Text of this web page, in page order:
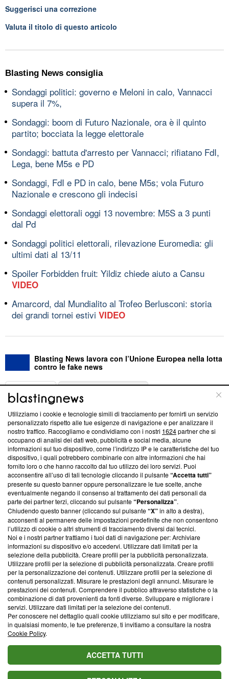
Suggerisci una correzione
Valuta il titolo di questo articolo
Blasting News consiglia
Sondaggi politici: governo e Meloni in calo, Vannacci
supera il 7%,
Sondaggi: boom di Futuro Nazionale, ora è il quinto
partito; bocciata la legge elettorale
Sondaggi: battuta d'arresto per Vannacci; rifiatano FdI,
Lega, bene M5s e PD
Sondaggi, FdI e PD in calo, bene M5s; vola Futuro
Nazionale e crescono gli indecisi
Sondaggi elettorali oggi 13 novembre: M5S a 3 punti
dal Pd
Sondaggi politici elettorali, rilevazione Euromedia: gli
ultimi dati al 13/11
Spoiler Forbidden fruit: Yildiz chiede aiuto a Cansu
VIDEO
Amarcord, dal Mundialito al Trofeo Berlusconi: storia
dei grandi tornei estivi VIDEO
Blasting News lavora con l’Unione Europea nella lotta
contro le fake news
ABOUT
Questa sezione offre informazioni trasparenti su Blasting
News, sui nostri processi editoriali e su come ci impegniamo a
creare news di qualità. Inoltre, afferma la nostra aderenza a
‘Trust Project - News with Integrity’Blasting News non è
ancora membro del programma, ma ha richiesto di farne
parte; Trust Project non ha ancora effettuato una verifica di
conformità agli standard.
Su di noi
Team editoriale
Corporate
Redazione
Informativa Privacy
Cookie Policy
Blasting SA, IDI CHE-247.845.224, Via Carlo Frasca, 3 - 6900
Lugano (Svizzera) Tel:+39 0690258937
© 2026 Blasting News
Utilizziamo i cookie e tecnologie simili di tracciamento per fornirti un servizio
personalizzato rispetto alle tue esigenze di navigazione e per analizzare il
nostro traffico. Raccogliamo e condividiamo con i nostri 1624partner che si
occupano di analisi dei dati web, pubblicità e social media, alcune
informazioni sul tuo dispositivo, come l’indirizzo IP e le caratteristiche del tuo
dispositivo, i quali potrebbero combinarle con altre informazioni che hai
fornito loro o che hanno raccolto dal tuo utilizzo dei loro servizi. Puoi
acconsentire all’uso di tali tecnologie cliccando il pulsante“Accetta tutti”
presente su questo banner oppure personalizzare le tue scelte, anche
eventualmente negando il consenso al trattamento dei dati personali da
parte dei partner terzi, cliccando sul pulsante“Personalizza”.
Chiudendo questo banner (cliccando sul pulsante“X”in alto a destra),
acconsenti al permanere delle impostazioni predefinite che non consentono
l’utilizzo di cookie o altri strumenti di tracciamento diversi dai tecnici.
Noi e i nostri partner trattiamo i tuoi dati di navigazione per: Archiviare
informazioni su dispositivo e/o accedervi. Utilizzare dati limitati per la
selezione della pubblicità. Creare profili per la pubblicità personalizzata.
Utilizzare profili per la selezione di pubblicità personalizzata. Creare profili
per la personalizzazione dei contenuti. Utilizzare profili per la selezione di
contenuti personalizzati. Misurare le prestazioni degli annunci. Misurare le
prestazioni dei contenuti. Comprendere il pubblico attraverso statistiche o la
combinazione di dati provenienti da fonti diverse. Sviluppare e migliorare i
servizi. Utilizzare dati limitati per la selezione dei contenuti.
Per conoscere nel dettaglio quali cookie utilizziamo sul sito e per modificare,
in qualsiasi momento, le tue preferenze, ti invitiamo a consultare la nostra
Cookie Policy.
ACCETTA TUTTI